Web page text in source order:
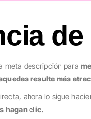
meta descripción para
resulte más
ahora lo sigue
hagan clic.